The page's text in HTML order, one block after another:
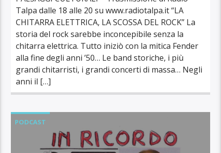
Talpa dalle 18 alle 20 su www.radiotalpa.it “LA
CHITARRA ELETTRICA, LA SCOSSA DEL ROCK” La
storia del rock sarebbe inconcepibile senza la
chitarra elettrica. Tutto iniziò con la mitica Fender
alla fine degli anni ’50… Le band storiche, i più
grandi chitarristi, i grandi concerti di massa… Negli
anni il […]
PODCAST